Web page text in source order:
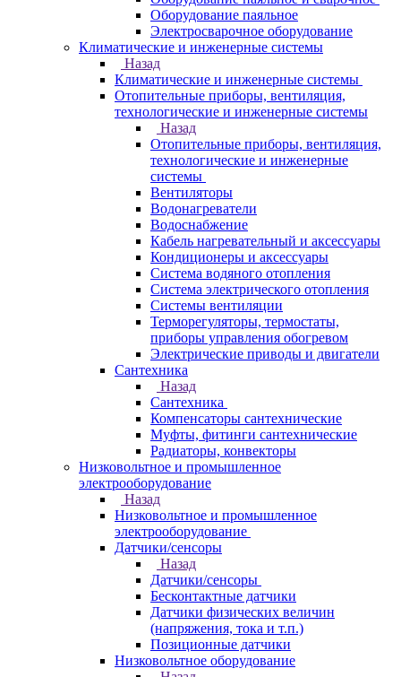
Оборудование паяльное
Электросварочное оборудование
Климатические и инженерные системы
Назад
Климатические и инженерные системы
Отопительные приборы, вентиляция,
технологические и инженерные системы
Назад
Отопительные приборы, вентиляция,
технологические и инженерные
системы
Вентиляторы
Водонагреватели
Водоснабжение
Кабель нагревательный и аксессуары
Кондиционеры и аксессуары
Система водяного отопления
Система электрического отопления
Системы вентиляции
Терморегуляторы, термостаты,
приборы управления обогревом
Электрические приводы и двигатели
Сантехника
Назад
Сантехника
Компенсаторы сантехнические
Муфты, фитинги сантехнические
Радиаторы, конвекторы
Низковольтное и промышленное
электрооборудование
Назад
Низковольтное и промышленное
электрооборудование
Датчики/сенсоры
Назад
Датчики/сенсоры
Бесконтактные датчики
Датчики физических величин
(напряжения, тока и т.п.)
Позиционные датчики
Низковольтное оборудование